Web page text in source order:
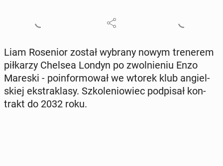
Liam Ro­se­nior został wybrany nowym tre­ne­rem
pił­ka­rzy Chelsea Londyn po zwol­nie­niu Enzo
Mareski - po­in­for­mo­wał we wtorek klub an­giel­
skiej eks­tra­kla­sy. Szko­le­nio­wiec pod­pi­sał kon­
trakt do 2032 roku.